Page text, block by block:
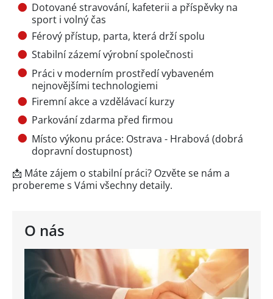
O nás
Dotované stravování, kafeterii a příspěvky na
sport i volný čas
Férový přístup, parta, která drží spolu
Stabilní zázemí výrobní společnosti
Práci v moderním prostředí vybaveném
nejnovějšími technologiemi
Firemní akce a vzdělávací kurzy
Parkování zdarma před firmou
Místo výkonu práce: Ostrava - Hrabová (dobrá
dopravní dostupnost)
📩 Máte zájem o stabilní práci? Ozvěte se nám a
probereme s Vámi všechny detaily.